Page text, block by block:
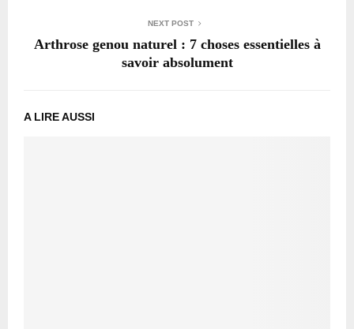
NEXT POST
Arthrose genou naturel : 7 choses essentielles à
savoir absolument
A LIRE AUSSI